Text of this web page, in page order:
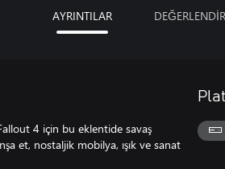
AYRINTILAR
4 için bu eklentide savaş
et, nostaljik mobilya, ışık ve sanat